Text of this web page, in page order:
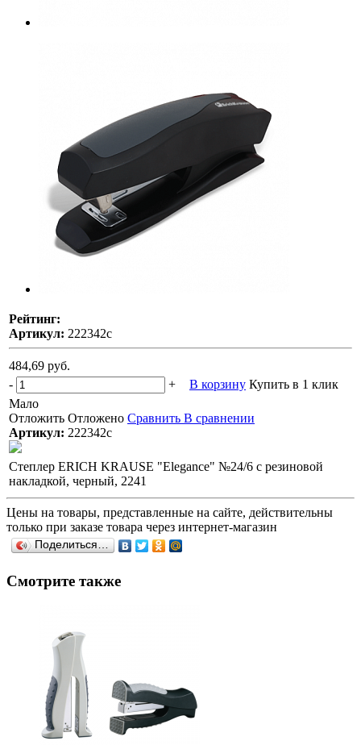
Рейтинг:
Артикул: 222342с
484,69 руб.
-
+ В корзину Купить в 1 клик
Мало
Отложить Отложено Сравнить В сравнении
Артикул: 222342с
Степлер ERICH KRAUSE "Elegance" №24/6 с резиновой
накладкой, черный, 2241
Цены на товары, представленные на сайте, действительны
только при заказе товара через интернет-магазин
Поделиться…
Смотрите также